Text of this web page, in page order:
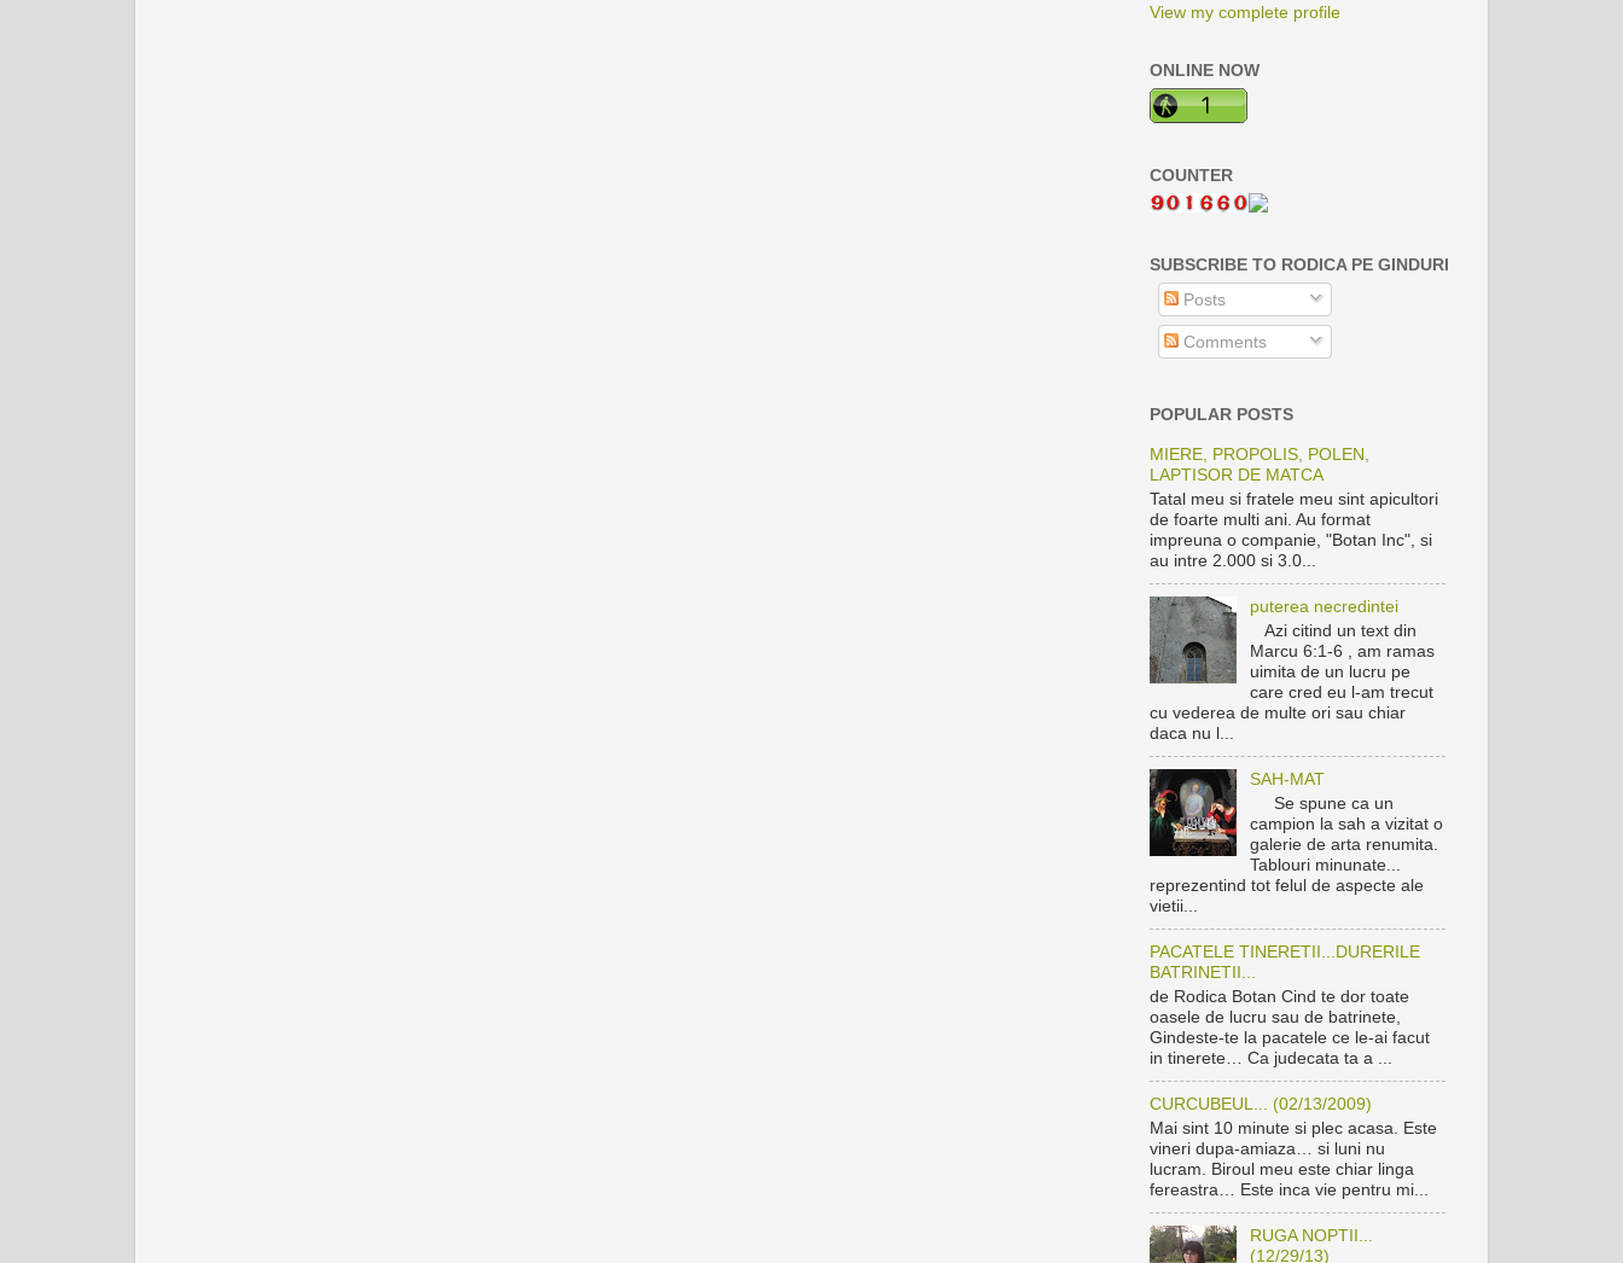
View my complete profile
ONLINE NOW
COUNTER
SUBSCRIBE TO RODICA PE GINDURI
Posts
Comments
POPULAR POSTS
MIERE, PROPOLIS, POLEN,
LAPTISOR DE MATCA
Tatal meu si fratele meu sint apicultori
de foarte multi ani. Au format
impreuna o companie, "Botan Inc", si
au intre 2.000 si 3.0...
puterea necredintei
Azi citind un text din
Marcu 6:1-6 , am ramas
uimita de un lucru pe
care cred eu l-am trecut
cu vederea de multe ori sau chiar
daca nu l...
SAH-MAT
Se spune ca un
campion la sah a vizitat o
galerie de arta renumita.
Tablouri minunate...
reprezentind tot felul de aspecte ale
vietii...
PACATELE TINERETII...DURERILE
BATRINETII...
de Rodica Botan Cind te dor toate
oasele de lucru sau de batrinete,
Gindeste-te la pacatele ce le-ai facut
in tinerete… Ca judecata ta a ...
CURCUBEUL... (02/13/2009)
Mai sint 10 minute si plec acasa. Este
vineri dupa-amiaza… si luni nu
lucram. Biroul meu este chiar linga
fereastra… Este inca vie pentru mi...
RUGA NOPTII...
(12/29/13)